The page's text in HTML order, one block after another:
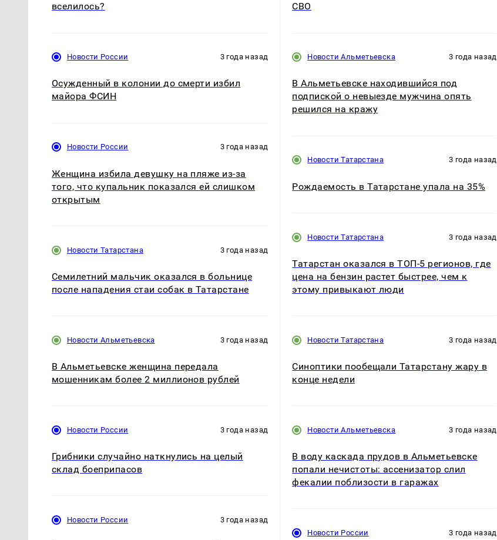
вселилось?
Новости России 3 года назад
Осужденный в колонии до смерти избил
майора ФСИН
Новости России 3 года назад
Женщина избила девушку на пляже из-за
того, что купальник показался ей слишком
открытым
Новости Татарстана 3 года назад
Семилетний мальчик оказался в больнице
после нападения стаи собак в Татарстане
Новости Альметьевска 3 года назад
В Альметьевске женщина передала
мошенникам более 2 миллионов рублей
Новости России 3 года назад
Грибники случайно наткнулись на целый
склад боеприпасов
Новости России 3 года назад
СВО
Новости Альметьевска 3 года назад
В Альметьевске находившийся под
подпиской о невыезде мужчина опять
решился на кражу
Новости Татарстана 3 года назад
Рождаемость в Татарстане упала на 35%
Новости Татарстана 3 года назад
Татарстан оказался в ТОП-5 регионов, где
цена на бензин растет быстрее, чем к
этому привыкают люди
Новости Татарстана 3 года назад
Синоптики пообещали Татарстану жару в
конце недели
Новости Альметьевска 3 года назад
В воду каскада прудов в Альметьевске
попали нечистоты: ассенизатор слил
фекалии поблизости в гаражах
Новости России 3 года назад